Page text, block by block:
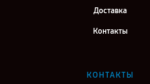
Доставка
Контакты
КОНТАКТЫ